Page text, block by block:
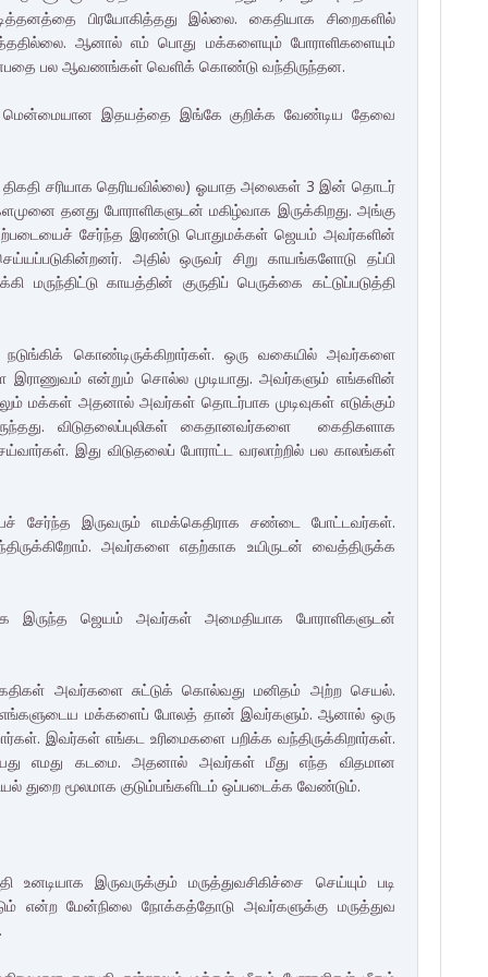
பிரயோகித்தது இல்லை. கைதியாக சிறைகளில்
ஆனால் எம் பொது மக்களையும் போராளிகளையும்
பல ஆவணங்கள் வெளிக் கொண்டு வந்திருந்தன.
இதயத்தை இங்கே குறிக்க வேண்டிய தேவை
சரியாக தெரியவில்லை) ஓயாத அலைகள் 3 இன் தொடர்
தனது போராளிகளுடன் மகிழ்வாக இருக்கிறது. அங்கு
சேர்ந்த இரண்டு பொதுமக்கள் ஜெயம் அவர்களின்
அதில் ஒருவர் சிறு காயங்களோடு தப்பி
காயத்தின் குருதிப் பெருக்கை கட்டுப்படுத்தி
கொண்டிருக்கிறார்கள். ஒரு வகையில் அவர்களை
இராணுவம் என்றும் சொல்ல முடியாது. அவர்களும் எங்களின்
மக்கள் அதனால் அவர்கள் தொடர்பாக முடிவுகள் எடுக்கும்
விடுதலைப்புலிகள் கைதானவர்களை கைதிகளாக
இது விடுதலைப் போராட்ட வரலாற்றில் பல காலங்கள்
சேர்ந்த இருவரும் எமக்கெதிராக சண்டை போட்டவர்கள்.
அவர்களை எதற்காக உயிருடன் வைத்திருக்க
இருந்த ஜெயம் அவர்கள் அமைதியாக போராளிகளுடன்
அவர்களை சுட்டுக் கொல்வது மனிதம் அற்ற செயல்.
எங்களுடைய மக்களைப் போலத் தான் இவர்களும். ஆனால் ஒரு
இவர்கள் எங்கட உரிமைகளை பறிக்க வந்திருக்கிறார்கள்.
எமது கடமை. அதனால் அவர்கள் மீது எந்த விதமான
மூலமாக குடும்பங்களிடம் ஒப்படைக்க வேண்டும்.
இருவருக்கும் மருத்துவசிகிச்சை செய்யும் படி
என்ற மேன்நிலை நோக்கத்தோடு அவர்களுக்கு மருத்துவ